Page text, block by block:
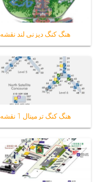
هنگ کنگ دیزنی لند نقشه
هنگ کنگ ترمینال 1 نقشه